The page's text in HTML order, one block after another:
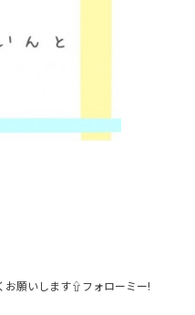
お願いします⇧フォローミー!